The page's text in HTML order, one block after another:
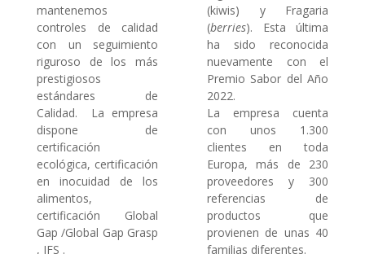
mantenemos
controles de calidad
con un seguimiento
riguroso de los más
prestigiosos
estándares de
Calidad. La empresa
dispone de
certificación
ecológica, certificación
en inocuidad de los
alimentos,
certificación Global
Gap /Global Gap Grasp
, IFS .
(kiwis) y Fragaria
(berries). Esta última
ha sido reconocida
nuevamente con el
Premio Sabor del Año
2022.
La empresa cuenta
con unos 1.300
clientes en toda
Europa, más de 230
proveedores y 300
referencias de
productos que
provienen de unas 40
familias diferentes.